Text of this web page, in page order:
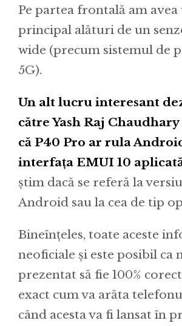
Pe partea frontală am avea
principal alături de un
wide (precum sistemul de
5G).
Un alt lucru interesant
către Yash Raj
că P40 Pro ar rula
interfața EMUI 10
știm dacă se referă la
Android sau la cea de tip
Bineînțeles, toate aceste
neoficiale și este posibil ca
prezentat să fie 100%
exact cum va arăta
când acesta va fi lansat în